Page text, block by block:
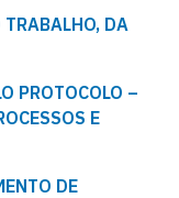
DA
PROTOCOLO –
E
DE